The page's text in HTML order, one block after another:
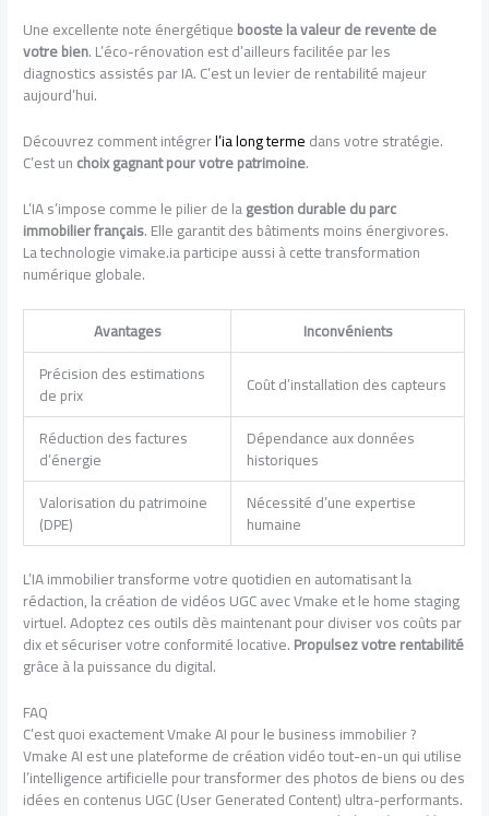
Une excellente note énergétiquebooste la valeur de revente de
votre bien. L’éco-rénovation est d’ailleurs facilitée par les
diagnostics assistés par IA. C’est un levier de rentabilité majeur
aujourd’hui.
Découvrez comment intégrerl’ia long termedans votre stratégie.
C’est unchoix gagnant pour votre patrimoine.
L’IA s’impose comme le pilier de lagestion durable du parc
immobilier français. Elle garantit des bâtiments moins énergivores.
La technologie vimake.ia participe aussi à cette transformation
numérique globale.
Avantages
Inconvénients
Précision des estimations
de prix
Coût d’installation des capteurs
Réduction des factures
d’énergie
Dépendance aux données
historiques
Valorisation du patrimoine
(DPE)
Nécessité d’une expertise
humaine
L’IA immobilier transforme votre quotidien en automatisant la
rédaction, la création de vidéos UGC avec Vmake et le home staging
virtuel. Adoptez ces outils dès maintenant pour diviser vos coûts par
dix et sécuriser votre conformité locative.Propulsez votre rentabilité
grâce à la puissance du digital.
FAQ
C’est quoi exactement Vmake AI pour le business immobilier ?
Vmake AI est une plateforme de création vidéo tout-en-un qui utilise
l’intelligence artificielle pour transformer des photos de biens ou des
idées en contenus UGC (User Generated Content) ultra-performants.